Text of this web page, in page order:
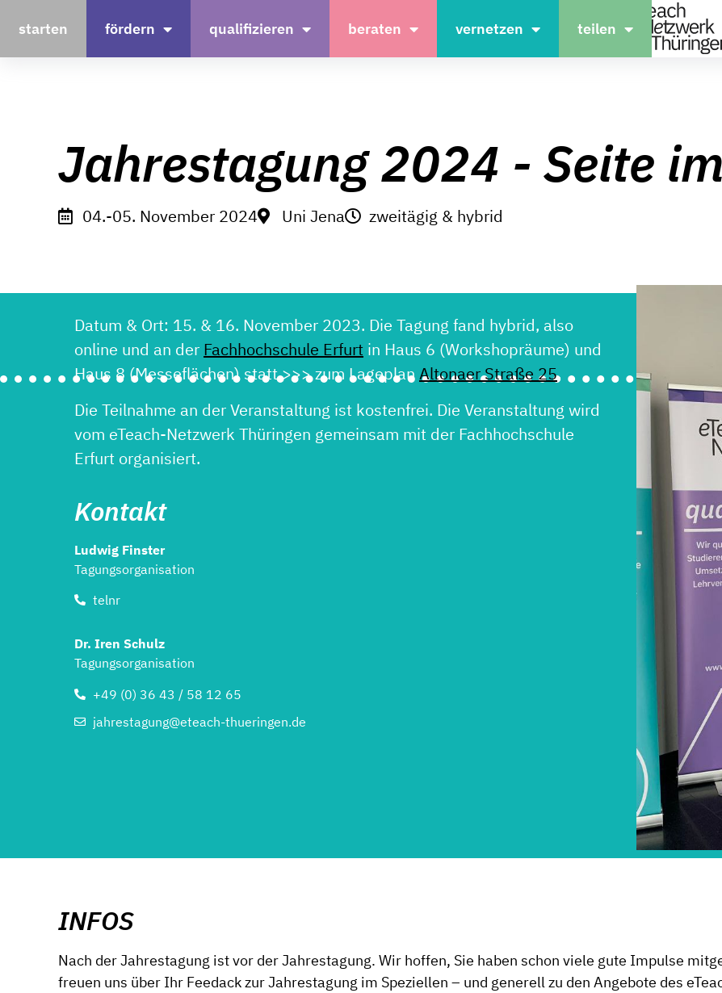
starten fördern qualifizieren beraten vernetzen teilen
Jahrestagung 2024 - Seite
04.-05. November 2024 Uni Jena zweitägig & hybrid
Datum & Ort: 15. & 16. November 2023. Die Tagung fand hybrid, also
online und an der Fachhochschule Erfurt in Haus 6 (Workshopräume) und
Haus 8 (Messeflächen) statt >>> zum LageplanAltonaer Straße 25.
Die Teilnahme an der Veranstaltung ist kostenfrei. Die Veranstaltung wird
vom eTeach-Netzwerk Thüringen gemeinsam mit der Fachhochschule
Erfurt organisiert.
Kontakt
Ludwig Finster
Tagungsorganisation
telnr
Dr. Iren Schulz
Tagungsorganisation
+49 (0) 36 43 / 58 12 65
jahrestagung@eteach-thueringen.de
INFOS
Nach der Jahrestagung ist vor der Jahrestagung. Wir hoffen, Sie haben schon viele gute Impulse
freuen uns über Ihr Feedack zur Jahrestagung im Speziellen – und generell zu den Angebote des